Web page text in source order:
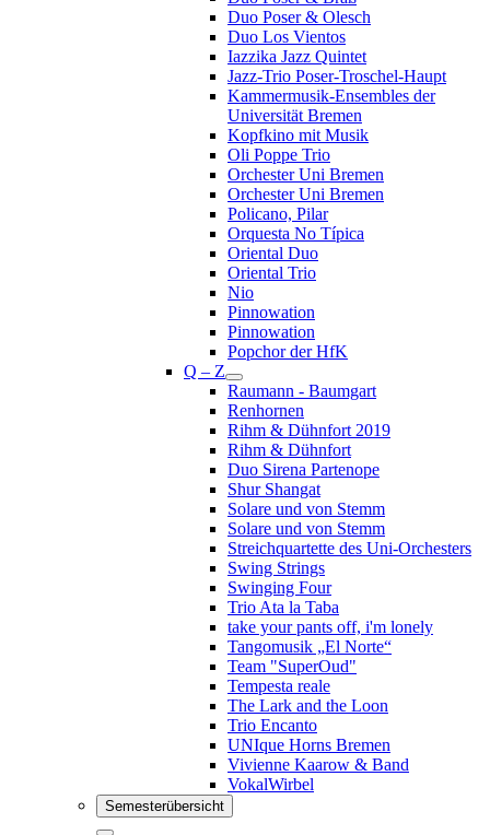
Duo Poser & Olesch
Duo Los Vientos
Iazzika Jazz Quintet
Jazz-Trio Poser-Troschel-Haupt
Kammermusik-Ensembles der
Universität Bremen
Kopfkino mit Musik
Oli Poppe Trio
Orchester Uni Bremen
Orchester Uni Bremen
Policano, Pilar
Orquesta No Típica
Oriental Duo
Oriental Trio
Nio
Pinnowation
Pinnowation
Popchor der HfK
Q – Z
Raumann - Baumgart
Renhornen
Rihm & Dühnfort 2019
Rihm & Dühnfort
Duo Sirena Partenope
Shur Shangat
Solare und von Stemm
Solare und von Stemm
Streichquartette des Uni-Orchesters
Swing Strings
Swinging Four
Trio Ata la Taba
take your pants off, i'm lonely
Tangomusik „El Norte“
Team "SuperOud"
Tempesta reale
The Lark and the Loon
Trio Encanto
UNIque Horns Bremen
Vivienne Kaarow & Band
VokalWirbel
Semesterübersicht